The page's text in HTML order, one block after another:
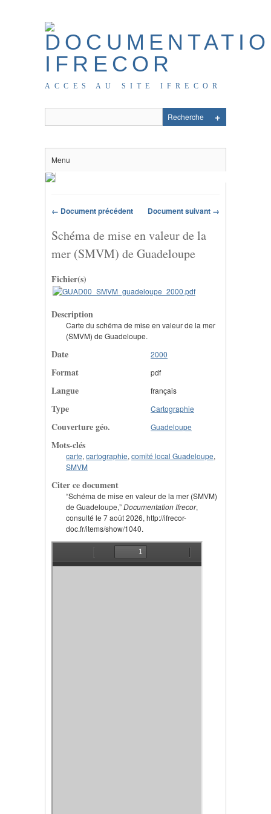
ACCES AU SITE IFRECOR
Menu
← Document précédent Document suivant →
Schéma de mise en valeur de la
mer (SMVM) de Guadeloupe
Fichier(s)
Description
Carte du schéma de mise en valeur de la mer
(SMVM) de Guadeloupe.
Date 2000
Format pdf
Langue français
Type Cartographie
Couverture géo. Guadeloupe
Mots-clés
carte, cartographie, comité local Guadeloupe,
SMVM
Citer ce document
“Schéma de mise en valeur de la mer (SMVM)
de Guadeloupe,”Documentation Ifrecor,
consulté le 7 août 2026, http://ifrecor-
doc.fr/items/show/1040.